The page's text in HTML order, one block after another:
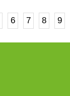
6 7 8 9